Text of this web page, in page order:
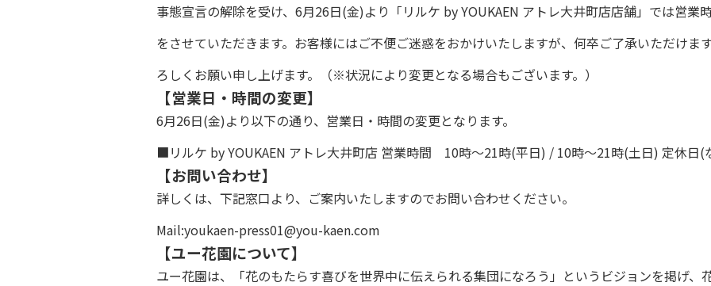
事態宣言の解除を受け、6月26日(金)より「リルケ by YOUKAEN アトレ大井町店店舗」では営業
をさせていただきます。お客様にはご不便ご迷惑をおかけいたしますが、何卒ご了承いただけま
ろしくお願い申し上げます。（※状況により変更となる場合もございます。）
【営業日・時間の変更】
6月26日(金)より以下の通り、営業日・時間の変更となります。
■リルケ by YOUKAEN アトレ大井町店 営業時間 10時〜21時(平日) / 10時〜21時(土日) 定休日(
【お問い合わせ】
詳しくは、下記窓口より、ご案内いたしますのでお問い合わせください。
Mail:youkaen-press01@you-kaen.com
【ユー花園について】
ユー花園は、「花のもたらす喜びを世界中に伝えられる集団になろう」というビジョンを掲げ、